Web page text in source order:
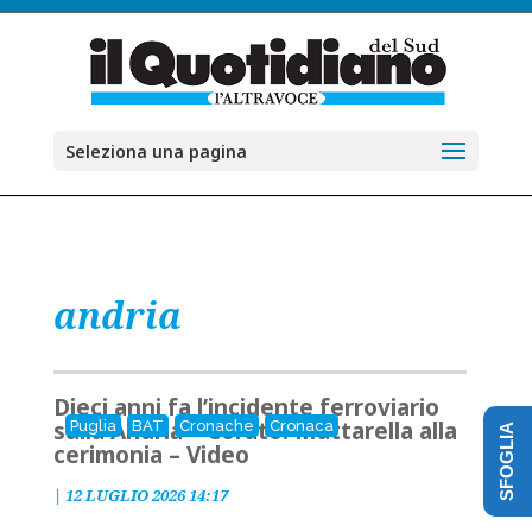
Seleziona una pagina
andria
Puglia BAT Cronache Cronaca
Dieci anni fa l’incidente ferroviario
sulla Andria – Corato: Mattarella alla
cerimonia – Video
| 12 LUGLIO 2026 14:17 SFOGLIA